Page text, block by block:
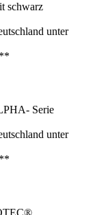
schwarz
unter
**
Serie
unter
**